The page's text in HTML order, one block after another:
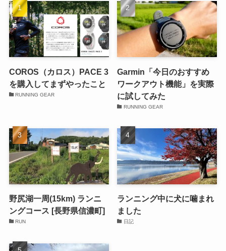
COROS（カロス）PACE 3
を購入してまずやったこと
RUNNING GEAR
Garmin「今日のおすすめ
ワークアウト機能」を実際
に試してみた
RUNNING GEAR
野尻湖一周(15km) ランニ
ングコース [長野県信濃町]
RUN
ランニング中に犬に噛まれ
ました
日記